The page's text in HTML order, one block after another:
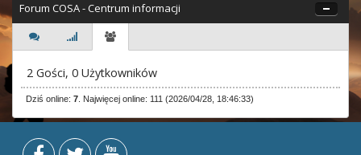
Forum COSA - Centrum informacji
2 Gości, 0 Użytkowników
Dziś online: 7. Najwięcej online: 111 (2026/04/28, 18:46:33)